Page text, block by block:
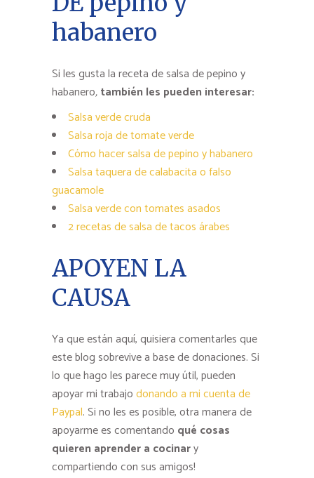
habanero
Si les gusta la receta de salsa de pepino y
habanero,también les pueden interesar:
Salsa verde cruda
Salsa roja de tomate verde
Cómo hacer salsa de pepino y habanero
Salsa taquera de calabacita o falso
guacamole
Salsa verde con tomates asados
2 recetas de salsa de tacos árabes
APOYEN LA
CAUSA
Ya que están aquí, quisiera comentarles que
este blog sobrevive a base de donaciones. Si
lo que hago les parece muy útil, pueden
apoyar mi trabajodonando a mi cuenta de
Paypal. Si no les es posible, otra manera de
apoyarme es comentando qué cosas
quieren aprender a cocinary
compartiendo con sus amigos!